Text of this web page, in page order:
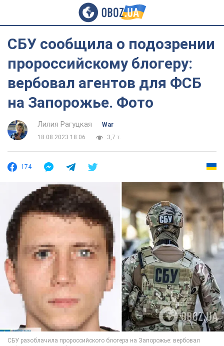
СБУ сообщила о подозрении
пророссийскому блогеру:
вербовал агентов для ФСБ
на Запорожье. Фото
Лилия Рагуцкая
War
18.08.2023 18:06
3,7 т.
174